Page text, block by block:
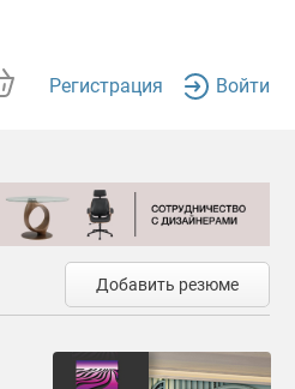
Регистрация Войти
Добавить резюме